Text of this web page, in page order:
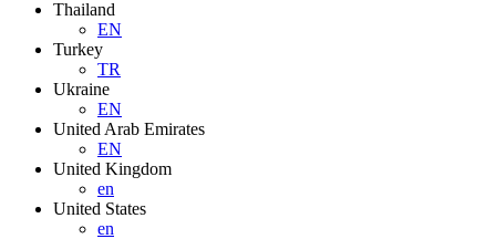
Thailand
EN
Turkey
TR
Ukraine
EN
United Arab Emirates
EN
United Kingdom
en
United States
en